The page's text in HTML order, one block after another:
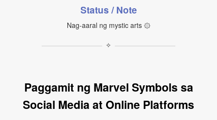
Status / Note
Nag-aaral ng mystic arts ۞
✧
Paggamit ng Marvel Symbols sa
Social Media at Online Platforms